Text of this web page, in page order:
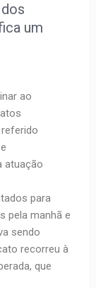
um
ao
atuação
para
pela manhã e
sendo
recorreu à
que